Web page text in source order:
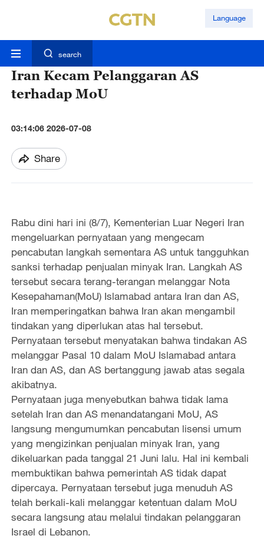
Language
search
Iran Kecam Pelanggaran AS
terhadap MoU
03:14:06 2026-07-08
Share
Rabu dini hari ini (8/7), Kementerian Luar Negeri Iran
mengeluarkan pernyataan yang mengecam
pencabutan langkah sementara AS untuk tangguhkan
sanksi terhadap penjualan minyak Iran. Langkah AS
tersebut secara terang-terangan melanggar Nota
Kesepahaman(MoU) Islamabad antara Iran dan AS,
Iran memperingatkan bahwa Iran akan mengambil
tindakan yang diperlukan atas hal tersebut.
Pernyataan tersebut menyatakan bahwa tindakan AS
melanggar Pasal 10 dalam MoU Islamabad antara
Iran dan AS, dan AS bertanggung jawab atas segala
akibatnya.
Pernyataan juga menyebutkan bahwa tidak lama
setelah Iran dan AS menandatangani MoU, AS
langsung mengumumkan pencabutan lisensi umum
yang mengizinkan penjualan minyak Iran, yang
dikeluarkan pada tanggal 21 Juni lalu. Hal ini kembali
membuktikan bahwa pemerintah AS tidak dapat
dipercaya. Pernyataan tersebut juga menuduh AS
telah berkali-kali melanggar ketentuan dalam MoU
secara langsung atau melalui tindakan pelanggaran
Israel di Lebanon.